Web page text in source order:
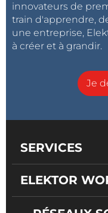
innovateurs de
train d'apprendre,
une entreprise,
à créer et à grandir.
Je
SERVICES
ELEKTOR